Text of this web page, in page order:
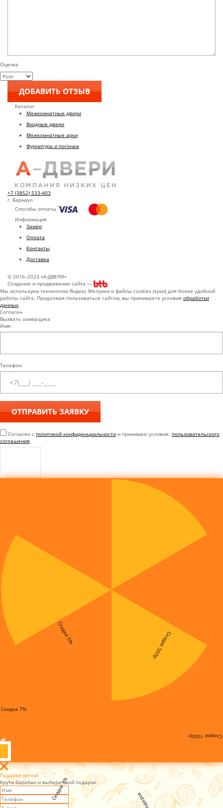
Оценка
Каталог
Межкомнатные двери
Входные двери
Межкомнатные арки
Фурнитура и погонаж
+7 (3852) 533-403
г. Барнаул
Способы оплаты
Информация
Замер
Оплата
Контакты
Доставка
© 2016–2023 «А-ДВЕРИ»
Создание и продвижение сайта —
Мы используем технологии Яндекс Метрики и файлы cookies (куки) для более удобной
работы сайта. Продолжая пользоваться сайтом, вы принимаете условия обработки
данных.
Согласен
Вызвать замерщика
Имя:
Телефон:
Согласен с политикой конфиденциальности и принимаю условия. пользовательского
соглашения
Скидка 3%
Скидка 7%
Скидка 5% Скидка 500р
Скидка 1000р
Подарки летом!
Крути барабан и выбери свой подарок